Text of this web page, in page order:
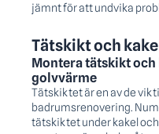
jämnt för att undvika
Tätskikt och
Montera tätskikt
golvvärme
Tätskiktet är en av de
badrumsrenovering.
tätskiktet under kakel